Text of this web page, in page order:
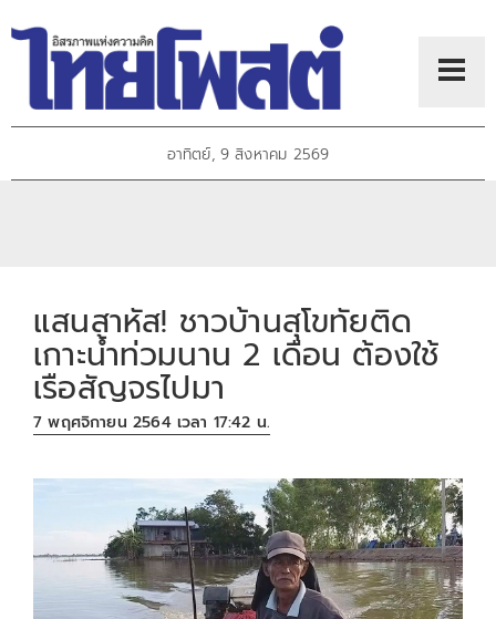
อาทิตย์, 9 สิงหาคม 2569
แสนสาหัส! ชาวบ้านสุโขทัยติด
เกาะน้ำท่วมนาน 2 เดือน ต้องใช้
เรือสัญจรไปมา
7 พฤศจิกายน 2564 เวลา 17:42 น.